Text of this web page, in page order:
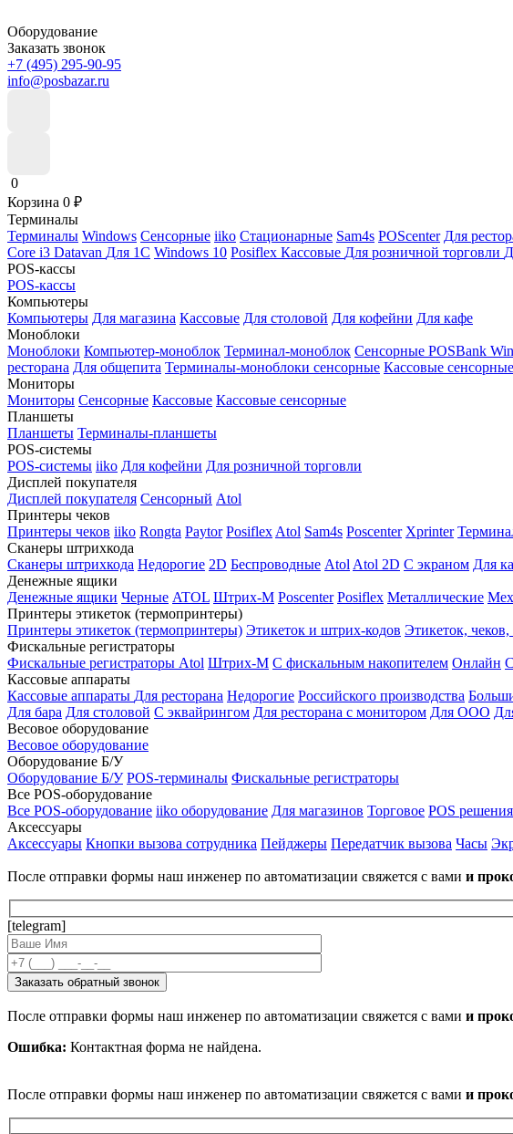
Оборудование
Заказать звонок
+7 (495) 295-90-95
info@posbazar.ru
0
Корзина 0 ₽
Терминалы
Терминалы Windows Сенсорные iiko Стационарные Sam4s POScenter Для
Core i3 Datavan Для 1С Windows 10 Posiflex Кассовые Для розничной торговли
POS-кассы
POS-кассы
Компьютеры
Компьютеры Для магазина Кассовые Для столовой Для кофейни Для кафе
Моноблоки
Моноблоки Компьютер-моноблок Терминал-моноблок Сенсорные POSBank
ресторана Для общепита Терминалы-моноблоки сенсорные Кассовые сенсорные
Мониторы
Мониторы Сенсорные Кассовые Кассовые сенсорные
Планшеты
Планшеты Терминалы-планшеты
POS-системы
POS-системы iiko Для кофейни Для розничной торговли
Дисплей покупателя
Дисплей покупателя Сенсорный Atol
Принтеры чеков
Принтеры чеков iiko Rongta Paytor Posiflex Atol Sam4s Poscenter Xprinter
Сканеры штрихкода
Сканеры штрихкода Недорогие 2D Беспроводные Atol Atol 2D С экраном Для
Денежные ящики
Денежные ящики Черные ATOL Штрих-М Poscenter Posiflex Металлические
Принтеры этикеток (термопринтеры)
Принтеры этикеток (термопринтеры) Этикеток и штрих-кодов Этикеток,
Фискальные регистраторы
Фискальные регистраторы Atol Штрих-М С фискальным накопителем Онлайн
Кассовые аппараты
Кассовые аппараты Для ресторана Недорогие Российского производства
Для бара Для столовой С эквайрингом Для ресторана с монитором Для ООО
Весовое оборудование
Весовое оборудование
Оборудование Б/У
Оборудование Б/У POS-терминалы Фискальные регистраторы
Все POS-оборудование
Все POS-оборудование iiko оборудование Для магазинов Торговое POS решения
Аксессуары
Аксессуары Кнопки вызова сотрудника Пейджеры Передатчик вызова Часы
После отправки формы наш инженер по автоматизации свяжется с вами и
[telegram]
После отправки формы наш инженер по автоматизации свяжется с вами и
Ошибка: Контактная форма не найдена.
После отправки формы наш инженер по автоматизации свяжется с вами и